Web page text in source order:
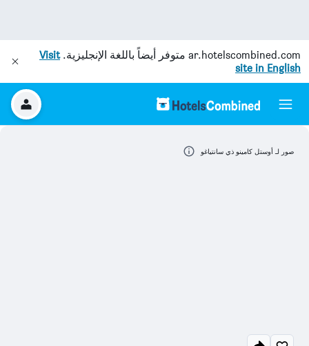
ar.hotelscombined.com متوفر أيضاً باللغة الإنجليزية.Visit
site in English
صور لـ أوستل كامينو ذي سانتياغو